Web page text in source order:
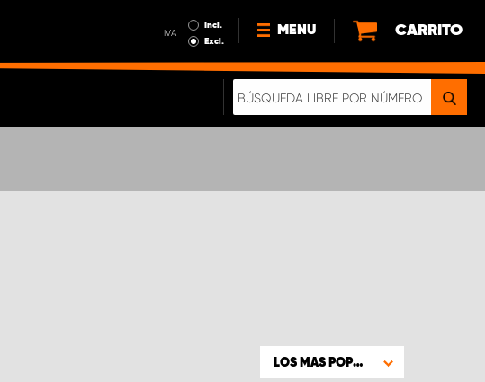
IVA
Incl.
Excl.
MENU
NOTICIAS
CARRITO
LOS MAS POPULARES